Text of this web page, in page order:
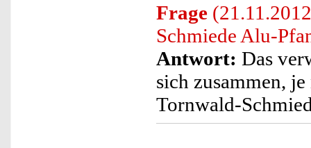
Frage
Schmiede Alu-
Antwort: Das
sich zusammen,
Tornwald-